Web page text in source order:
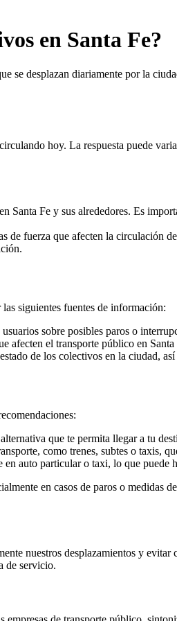
en Santa Fe?
se desplazan diariamente por la
hoy. La respuesta puede
Santa Fe y sus alrededores. Es
de fuerza que afecten la circulación
siguientes fuentes de información:
sobre posibles paros o
afecten el transporte público en
de los colectivos en la ciudad,
que te permita llegar a tu
como trenes, subtes o taxis,
auto particular o taxi, lo que puede
en casos de paros o
nuestros desplazamientos y
de servicio.